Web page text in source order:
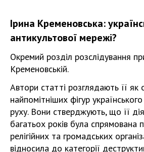
Ірина Кременовська:
антикультової мережі?
Окремий розділ розслідування
Кременовській.
Автори статті розглядають її як
найпомітніших фігур
руху. Вони стверджують, що її
багатьох років була спрямована
релігійних та громадських
відносила до категорії